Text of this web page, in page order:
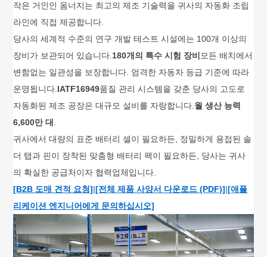
작은 거인인 옴너지는 최고의 제조 기술력을 귀사의 자동화 조립
라인에 직접 제공합니다.
당사의 세계적 수준의 연구 개발 테스트 시설에는 100개 이상의
장비가 보관되어 있습니다.180개의 특수 시험 장비 모든 배치에서
변함없는 일관성을 보장합니다. 엄격한 자동차 등급 기준에 따라
운영됩니다.IATF16949품질 관리 시스템을 갖춘 당사의 고도로
자동화된 제조 공장은 대규모 설비를 자랑합니다.월 생산 능력
6,600만 대 .
귀사에서 대량의 표준 배터리 셀이 필요하든, 정밀하게 용접된 솔
더 탭과 핀이 장착된 맞춤형 배터리 팩이 필요하든, 당사는 귀사
의 확실한 공급처이자 협력업체입니다.
[B2B 도매 견적 요청]|[전체 제품 사양서 다운로드 (PDF)]|[애플
리케이션 엔지니어에게 문의하십시오]